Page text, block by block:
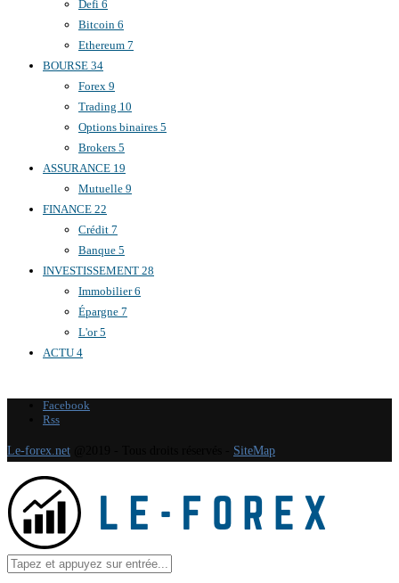
Defi 6
Bitcoin 6
Ethereum 7
BOURSE 34
Forex 9
Trading 10
Options binaires 5
Brokers 5
ASSURANCE 19
Mutuelle 9
FINANCE 22
Crédit 7
Banque 5
INVESTISSEMENT 28
Immobilier6
Épargne 7
L'or5
ACTU 4
Facebook
Rss
Le-forex.net SiteMap